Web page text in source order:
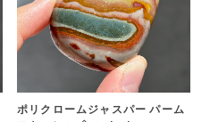
ポリクロームジャスパー パーム